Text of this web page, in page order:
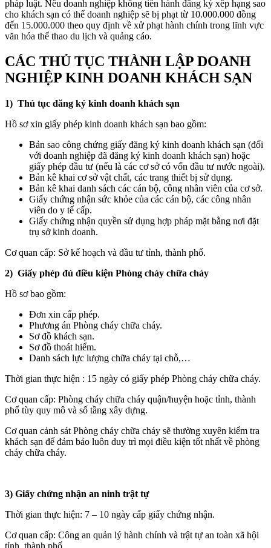
pháp luật. Nếu doanh nghiệp không tiến hành đăng ký xếp hạng sao
cho khách sạn có thể doanh nghiệp sẽ bị phạt từ 10.000.000 đồng
đến 15.000.000 theo quy định về xử phạt hành chính trong lĩnh vực
văn hóa thể thao du lịch và quảng cáo.
CÁC THỦ TỤC THÀNH LẬP DOANH
NGHIỆP KINH DOANH KHÁCH SẠN
1) Thủ tục đăng ký kinh doanh khách sạn
Hồ sơ xin giấy phép kinh doanh khách sạn bao gồm:
Bản sao công chứng giấy đăng ký kinh doanh khách sạn (đối
với doanh nghiệp đã đăng ký kinh doanh khách sạn) hoặc
giấy phép đầu tư (nếu là các cơ sở có vốn đầu tư nước ngoài).
Bản kê khai cơ sở vật chất, các trang thiết bị sử dụng.
Bản kê khai danh sách các cán bộ, công nhân viên của cơ sở.
Giấy chứng nhận sức khỏe của các cán bộ, các công nhân
viên do y tế cấp.
Giấy chứng nhận quyền sử dụng hợp pháp mặt bằng nơi đặt
trụ sở kinh doanh.
Cơ quan cấp: Sở kế hoạch và đầu tư tỉnh, thành phố.
2) Giấy phép đủ điều kiện Phòng cháy chữa cháy
Hồ sơ bao gồm:
Đơn xin cấp phép.
Phương án Phòng cháy chữa cháy.
Sơ đồ khách sạn.
Sơ đồ thoát hiểm.
Danh sách lực lượng chữa cháy tại chỗ,…
Thời gian thực hiện : 15 ngày có giấy phép Phòng cháy chữa cháy.
Cơ quan cấp: Phòng cháy chữa cháy quận/huyện hoặc tỉnh, thành
phố tùy quy mô và số tầng xây dựng.
Cơ quan cảnh sát Phòng cháy chữa cháy sẽ thường xuyên kiểm tra
khách sạn để đảm bảo luôn duy trì mọi điều kiện tốt nhất về phòng
cháy chữa cháy.
3) Giấy chứng nhận an ninh trật tự
Thời gian thực hiện: 7 – 10 ngày cấp giấy chứng nhận.
Cơ quan cấp: Công an quản lý hành chính và trật tự an toàn xã hội